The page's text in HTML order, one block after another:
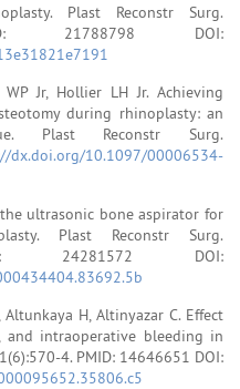
Plast Reconstr Surg.
21788798 DOI:
WP Jr, Hollier LH Jr. Achieving
during rhinoplasty: an
Plast Reconstr Surg.
dx.doi.org/10.1097/00006534-
the ultrasonic bone aspirator for
Plast Reconstr Surg.
24281572 DOI:
H, Altinyazar C. Effect
and intraoperative bleeding in
4. PMID: 14646651 DOI: